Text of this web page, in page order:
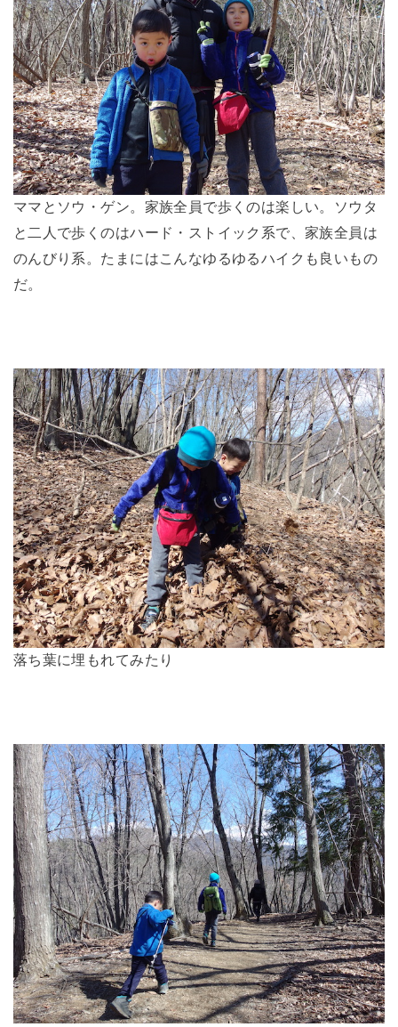
ママとソウ・ゲン。家族全員で歩くのは楽しい。ソウタ
と二人で歩くのはハード・ストイック系で、家族全員は
のんびり系。たまにはこんなゆるゆるハイクも良いもの
だ。
落ち葉に埋もれてみたり